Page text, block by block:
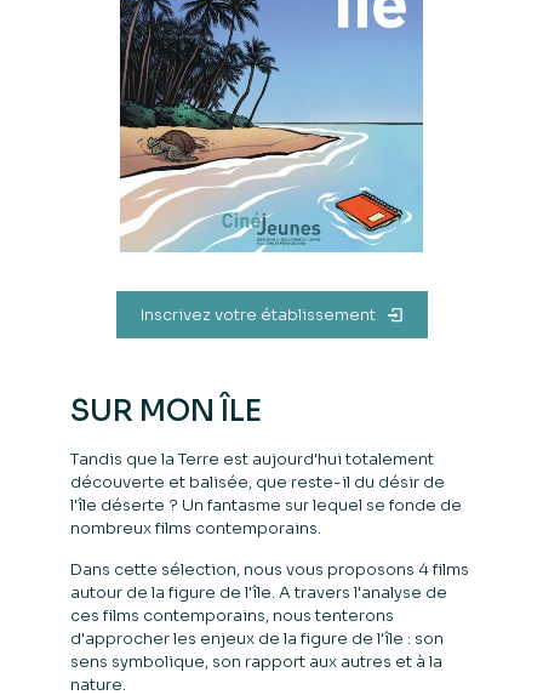
SUR MON ÎLE
Tandis que la Terre est aujourd'hui totalement
découverte et balisée, que reste-il du désir de
l'île déserte ? Un fantasme sur lequel se fonde de
nombreux films contemporains.
Dans cette sélection, nous vous proposons 4 films
autour de la figure de l'île. A travers l'analyse de
ces films contemporains, nous tenterons
d'approcher les enjeux de la figure de l'île : son
sens symbolique, son rapport aux autres et à la
nature.
Inscrivez votre établissement​